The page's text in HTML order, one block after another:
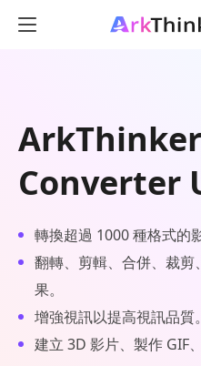
Converter
轉換超過 1000 種格式的
翻轉、剪輯、合併、裁
果。
增強視訊以提高視訊品質。
建立 3D 影片、製作 GIF